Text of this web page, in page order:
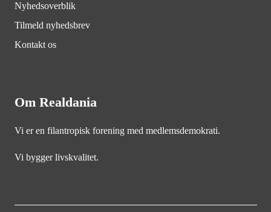
Nyhedsoverblik
Tilmeld nyhedsbrev
Kontakt os
Om Realdania
Vi er en filantropisk forening med medlemsdemokrati.
Vi bygger livskvalitet.